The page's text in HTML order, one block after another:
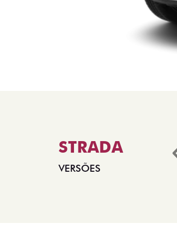
STRADA
VERSÕES